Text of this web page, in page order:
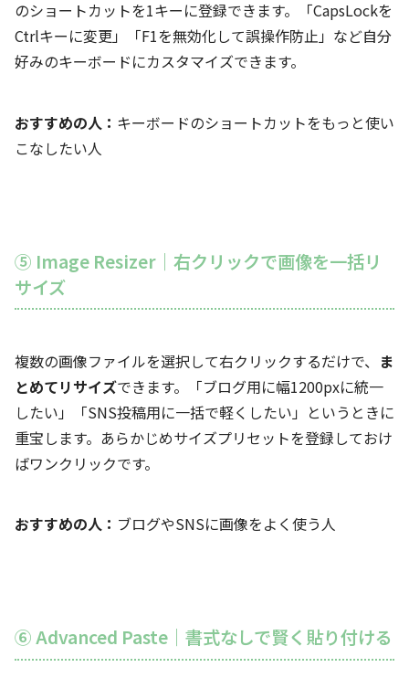
のショートカットを1キーに登録できます。「CapsLockを
Ctrlキーに変更」「F1を無効化して誤操作防止」など自分
好みのキーボードにカスタマイズできます。
おすすめの人： キーボードのショートカットをもっと使い
こなしたい人
⑤ Image Resizer｜右クリックで画像を一括リ
サイズ
複数の画像ファイルを選択して右クリックするだけで、 ま
とめてリサイズできます。「ブログ用に幅1200pxに統一
したい」「SNS投稿用に一括で軽くしたい」というときに
重宝します。あらかじめサイズプリセットを登録しておけ
ばワンクリックです。
おすすめの人： ブログやSNSに画像をよく使う人
⑥ Advanced Paste｜書式なしで賢く貼り付ける